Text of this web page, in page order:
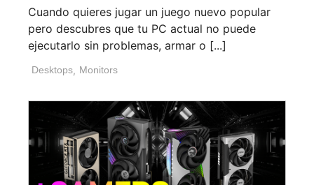
Cuando quieres jugar un juego nuevo popular
pero descubres que tu PC actual no puede
ejecutarlo sin problemas, armar o [...]
Desktops, Monitors